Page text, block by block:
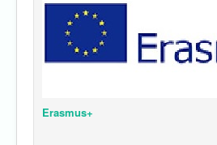
Erasmus+